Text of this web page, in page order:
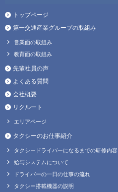
トップページ
第一交通産業グループの取組み
営業面の取組み
教育面の取組み
先輩社員の声
よくある質問
会社概要
リクルート
エリアページ
タクシーのお仕事紹介
タクシードライバーになるまでの研修内容
給与システムについて
ドライバーの一日の仕事の流れ
タクシー搭載機器の説明